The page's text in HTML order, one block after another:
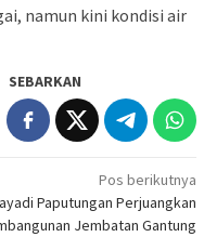
namun kini kondisi air
SEBARKAN
Pos berikutnya
Paputungan Perjuangkan
Jembatan Gantung